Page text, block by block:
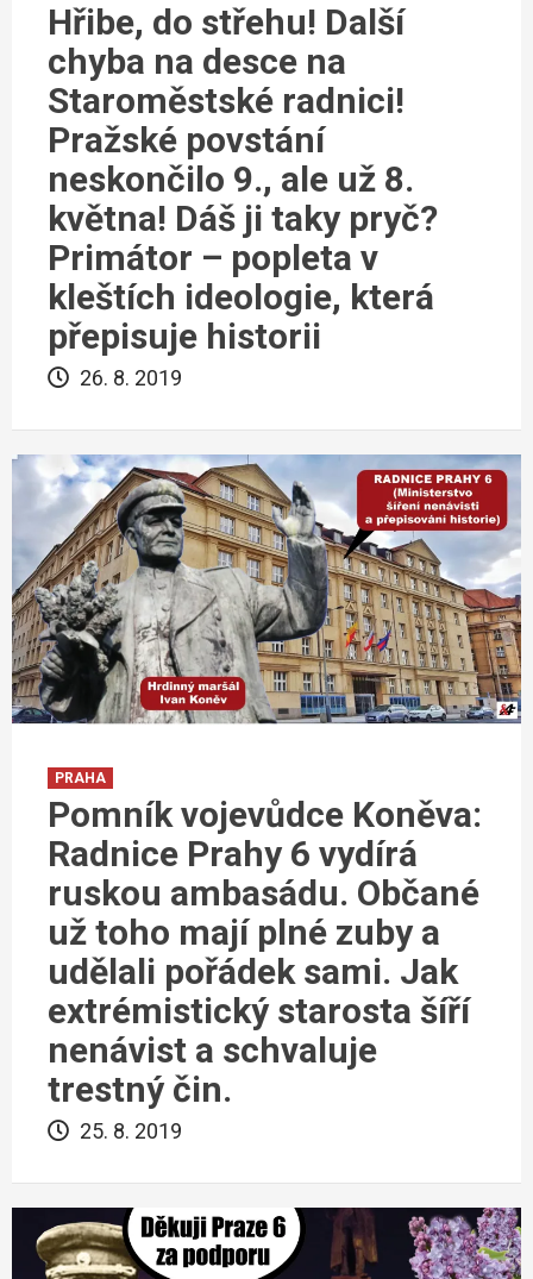
Hřibe, do střehu! Další
chyba na desce na
Staroměstské radnici!
Pražské povstání
neskončilo 9., ale už 8.
května! Dáš ji taky pryč?
Primátor – popleta v
kleštích ideologie, která
přepisuje historii
26. 8. 2019
PRAHA
Pomník vojevůdce Koněva:
Radnice Prahy 6 vydírá
ruskou ambasádu. Občané
už toho mají plné zuby a
udělali pořádek sami. Jak
extrémistický starosta šíří
nenávist a schvaluje
trestný čin.
25. 8. 2019